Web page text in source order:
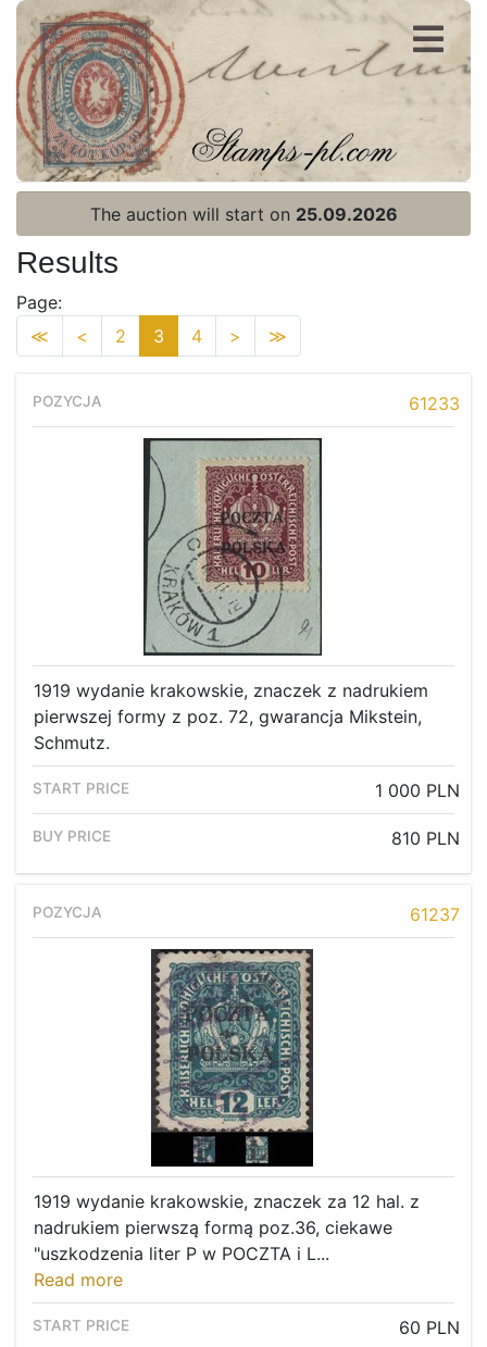
Register
Login
The auction will start on 25.09.2026
Results
Page:
≪
< 2 3 4 > ≫
61233
1919 wydanie krakowskie, znaczek z nadrukiem
pierwszej formy z poz. 72, gwarancja Mikstein,
Schmutz.
1 000 PLN
810 PLN
61237
1919 wydanie krakowskie, znaczek za 12 hal. z
nadrukiem pierwszą formą poz.36, ciekawe
"uszkodzenia liter P w POCZTA i L...
Read more
60 PLN